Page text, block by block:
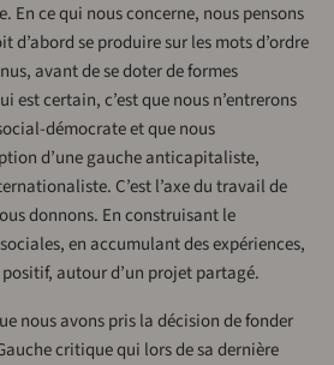
En ce qui nous concerne, nous pensons
se produire sur les mots d’ordre
avant de se doter de formes
est certain, c’est que nous n’entrerons
démocrate et que nous
d’une gauche anticapitaliste,
C’est l’axe du travail de
donnons. En construisant le
en accumulant des expériences,
autour d’un projet partagé.
nous avons pris la décision de fonder
critique qui lors de sa dernière